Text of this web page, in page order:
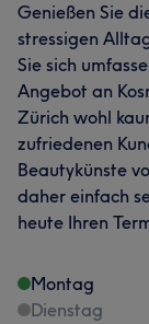
Genießen Sie
stressigen
Sie sich
Angebot an
Zürich wohl
zufriedenen
Beautykünste
daher einfach
heute Ihren
Montag
Dienstag